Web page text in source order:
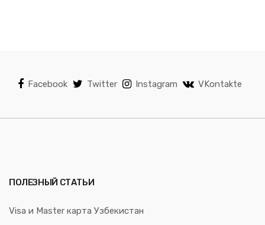
Facebook Twitter Instagram VKontakte
ПОЛЕЗНЫЙ СТАТЬИ
Visa и Master карта Узбекистан